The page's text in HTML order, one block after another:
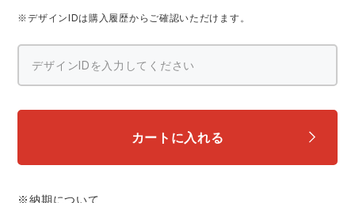
※デザインIDは購入履歴からご確認いただけます。
カートに入れる
※納期について